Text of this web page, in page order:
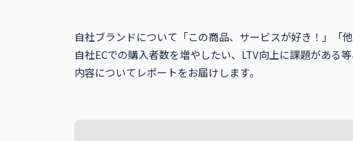
自社ブランドについて「この商品、サービスが好き！」「
自社ECでの購入者数を増やしたい、LTV向上に課題がある
内容についてレポートをお届けします。